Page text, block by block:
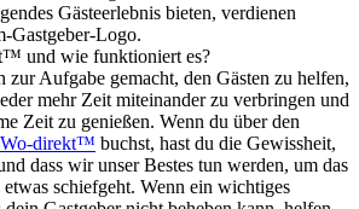
Gästeerlebnis bieten, verdienen
Gastgeber-Logo.
und wie funktioniert es?
zur Aufgabe gemacht, den Gästen zu helfen,
mehr Zeit miteinander zu verbringen und
Zeit zu genießen. Wenn du über den
direkt™ buchst, hast du die Gewissheit,
dass wir unser Bestes tun werden, um das
schiefgeht. Wenn ein wichtiges